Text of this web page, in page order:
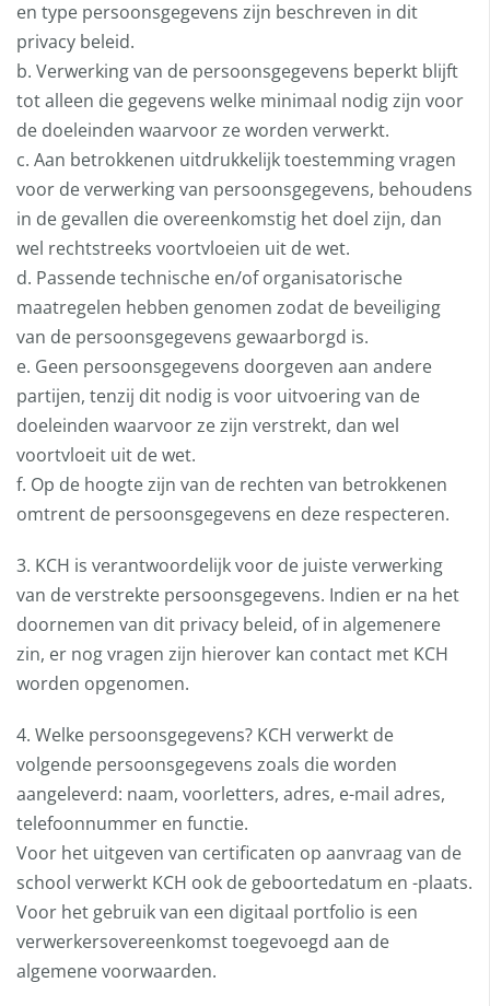
en type persoonsgegevens zijn beschreven in dit
privacy beleid.
b. Verwerking van de persoonsgegevens beperkt blijft
tot alleen die gegevens welke minimaal nodig zijn voor
de doeleinden waarvoor ze worden verwerkt.
c. Aan betrokkenen uitdrukkelijk toestemming vragen
voor de verwerking van persoonsgegevens, behoudens
in de gevallen die overeenkomstig het doel zijn, dan
wel rechtstreeks voortvloeien uit de wet.
d. Passende technische en/of organisatorische
maatregelen hebben genomen zodat de beveiliging
van de persoonsgegevens gewaarborgd is.
e. Geen persoonsgegevens doorgeven aan andere
partijen, tenzij dit nodig is voor uitvoering van de
doeleinden waarvoor ze zijn verstrekt, dan wel
voortvloeit uit de wet.
f. Op de hoogte zijn van de rechten van betrokkenen
omtrent de persoonsgegevens en deze respecteren.
3. KCH is verantwoordelijk voor de juiste verwerking
van de verstrekte persoonsgegevens. Indien er na het
doornemen van dit privacy beleid, of in algemenere
zin, er nog vragen zijn hierover kan contact met KCH
worden opgenomen.
4. Welke persoonsgegevens? KCH verwerkt de
volgende persoonsgegevens zoals die worden
aangeleverd: naam, voorletters, adres, e-mail adres,
telefoonnummer en functie.
Voor het uitgeven van certificaten op aanvraag van de
school verwerkt KCH ook de geboortedatum en -plaats.
Voor het gebruik van een digitaal portfolio is een
verwerkersovereenkomst toegevoegd aan de
algemene voorwaarden.